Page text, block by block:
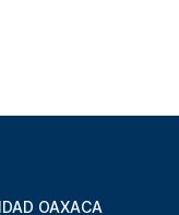
OAXACA